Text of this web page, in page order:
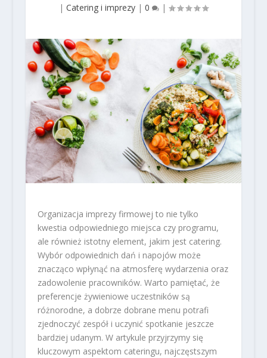
| Catering i imprezy| 0 |
Organizacja imprezy firmowej to nie tylko
kwestia odpowiedniego miejsca czy programu,
ale również istotny element, jakim jest catering.
Wybór odpowiednich dań i napojów może
znacząco wpłynąć na atmosferę wydarzenia oraz
zadowolenie pracowników. Warto pamiętać, że
preferencje żywieniowe uczestników są
różnorodne, a dobrze dobrane menu potrafi
zjednoczyć zespół i uczynić spotkanie jeszcze
bardziej udanym. W artykule przyjrzymy się
kluczowym aspektom cateringu, najczęstszym